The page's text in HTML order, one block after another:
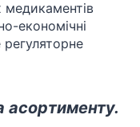
економічні
асортименту.